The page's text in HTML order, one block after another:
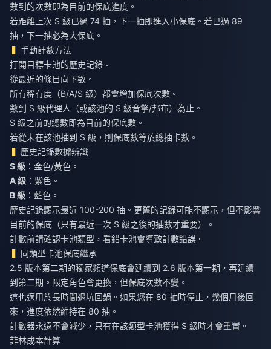
數到的次數即為目前的保底進度。
若距離上次 S 級已過 74 抽，下一抽即進入小保底。若已過 89
抽，下一抽必為大保底。
手動計數方法
打開目標卡池的歷史記錄。
從最近的條目向下數。
所有稀有度（B/A/S 級）都會增加保底次數。
數到 S 級代理人（或該池的 S 級音擎/邦布）為止。
S 級之前的總數即為目前的保底數。
若從未在該池抽到 S 級，則保底數等於總抽卡數。
歷史記錄數據辨識
S 級 ：金色/黃色。
A 級 ：紫色。
B 級 ：藍色。
歷史記錄顯示最近 100-200 抽。更舊的記錄可能不顯示，但不影響
目前的保底（只有最近一次 S 級之後的抽數才重要）。
計數前請確認卡池類型，看錯卡池會導致計數錯誤。
同類型卡池保底繼承
2.5 版本第二期的獨家頻道保底會延續到 2.6 版本第一期，再延續
到第二期。限定角色會更換，但保底次數不變。
這也適用於長時間退坑回鍋。如果您在 80 抽時停止，幾個月後回
來，進度依然維持在 80 抽。
計數器永遠不會減少，只有在該類型卡池獲得 S 級時才會重置。
菲林成本計算